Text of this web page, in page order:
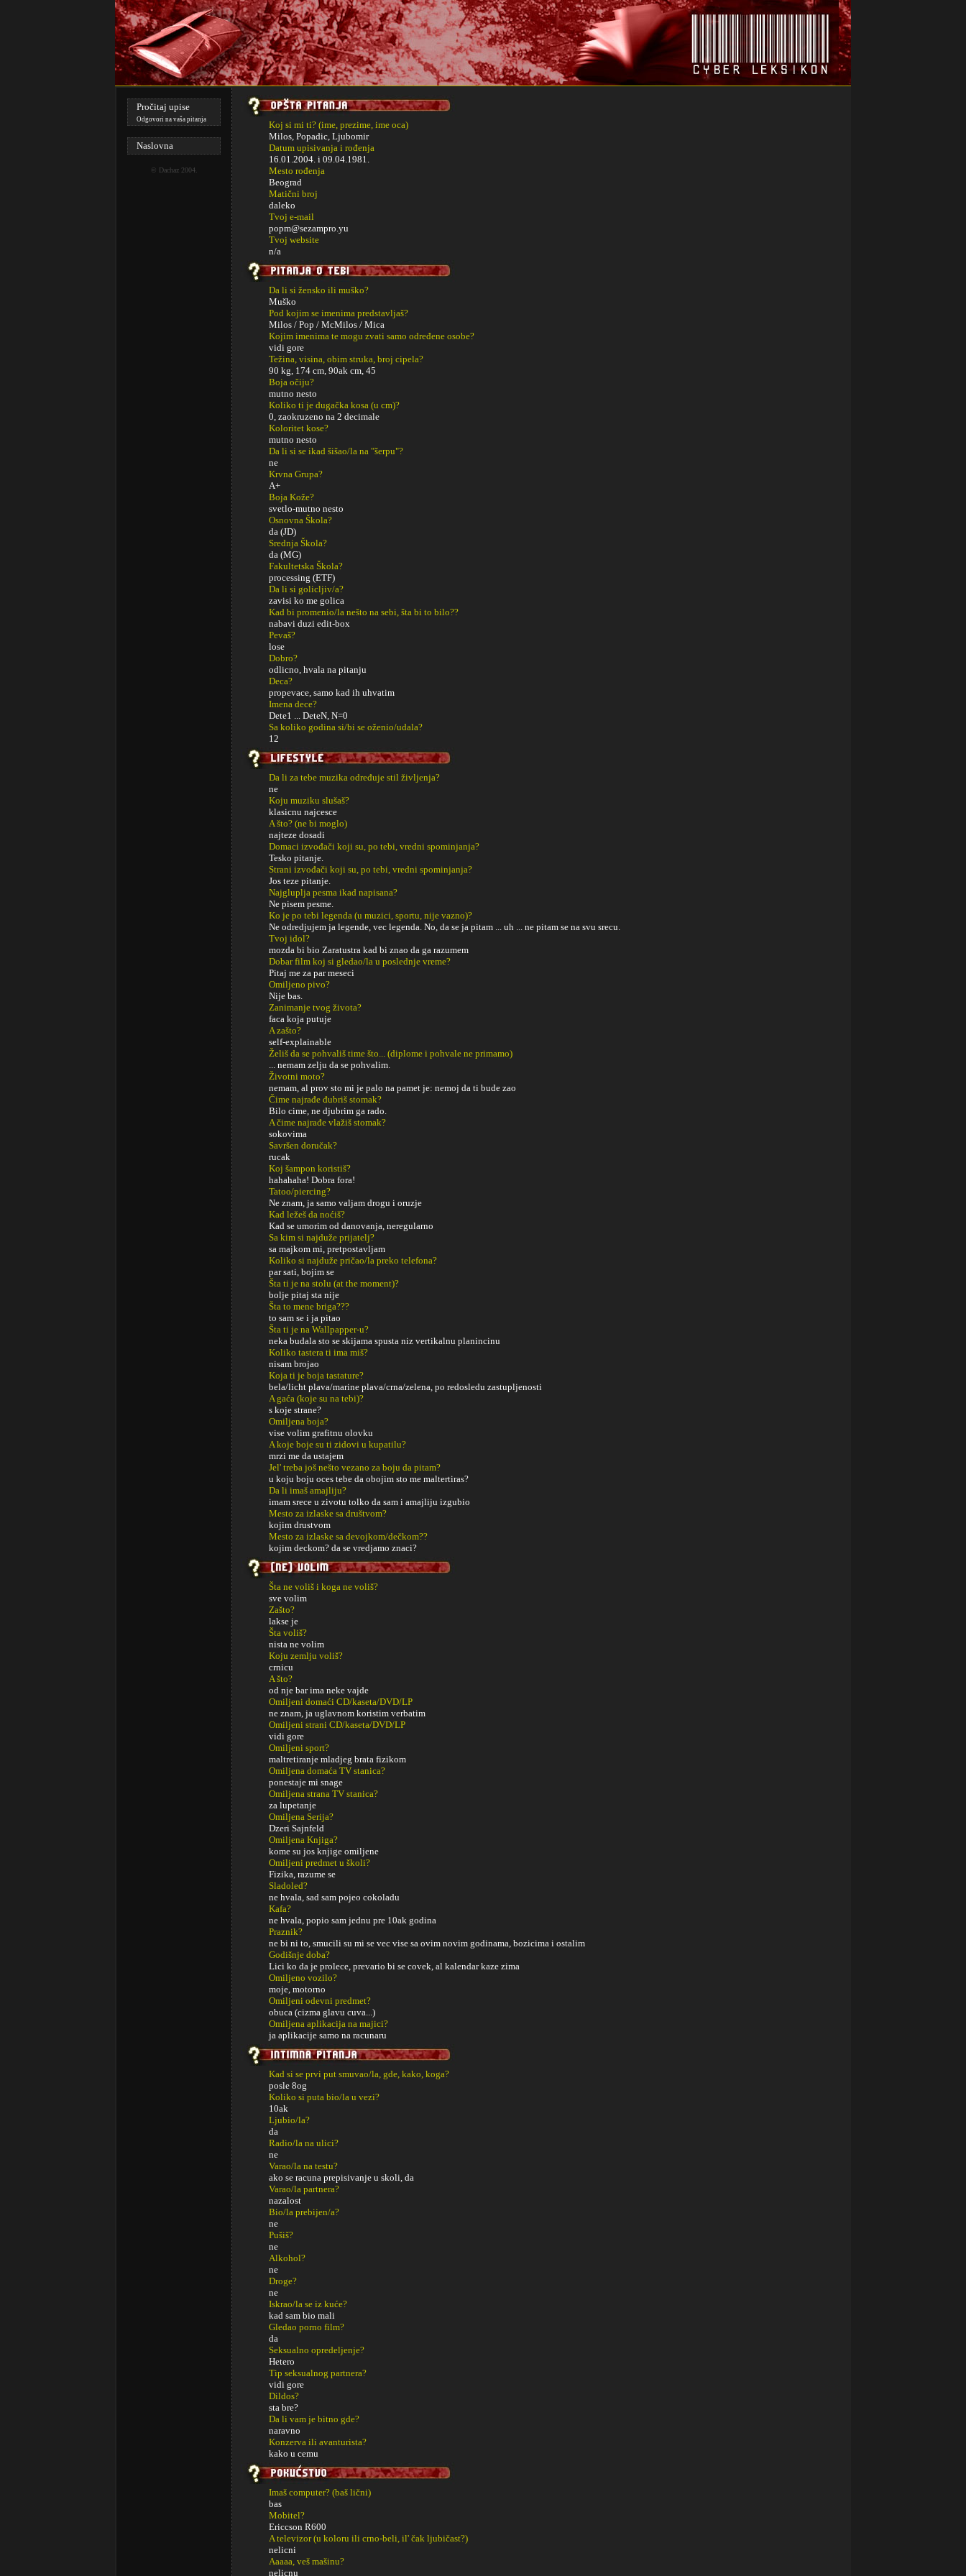
Pročitaj upise
Odgovori na vaša pitanja
Naslovna
© Dachaz2004.
Koj si mi ti? (ime, prezime, ime oca)
Milos, Popadic, Ljubomir
Datum upisivanja i rođenja
16.01.2004. i 09.04.1981.
Mesto rođenja
Beograd
Matični broj
daleko
Tvoj e-mail
popm@sezampro.yu
Tvoj website
n/a
Da li si žensko ili muško?
Muško
Pod kojim se imenima predstavljaš?
Milos / Pop / McMilos / Mica
Kojim imenima te mogu zvati samo određene osobe?
vidi gore
Težina, visina, obim struka, broj cipela?
90 kg, 174 cm, 90ak cm, 45
Boja očiju?
mutno nesto
Koliko ti je dugačka kosa (u cm)?
0, zaokruzeno na 2 decimale
Koloritet kose?
mutno nesto
Da li si se ikad šišao/la na "šerpu"?
ne
Krvna Grupa?
A+
Boja Kože?
svetlo-mutno nesto
Osnovna Škola?
da (JD)
Srednja Škola?
da (MG)
Fakultetska Škola?
processing (ETF)
Da li si golicljiv/a?
zavisi ko me golica
Kad bi promenio/la nešto na sebi, šta bi to bilo??
nabavi duzi edit-box
Pevaš?
lose
Dobro?
odlicno, hvala na pitanju
Deca?
propevace, samo kad ih uhvatim
Imena dece?
Dete1 ... DeteN, N=0
Sa koliko godina si/bi se oženio/udala?
12
Da li za tebe muzika određuje stil življenja?
ne
Koju muziku slušaš?
klasicnu najcesce
A što? (ne bi moglo)
najteze dosadi
Domaci izvođači koji su, po tebi, vredni spominjanja?
Tesko pitanje.
Strani izvođači koji su, po tebi, vredni spominjanja?
Jos teze pitanje.
Najgluplja pesma ikad napisana?
Ne pisem pesme.
Ko je po tebi legenda (u muzici, sportu, nije vazno)?
Ne odredjujem ja legende, vec legenda. No, da se ja pitam ... uh ... ne pitam se na svu srecu.
Tvoj idol?
mozda bi bio Zaratustra kad bi znao da ga razumem
Dobar film koj si gledao/la u poslednje vreme?
Pitaj me za par meseci
Omiljeno pivo?
Nije bas.
Zanimanje tvog života?
faca koja putuje
A zašto?
self-explainable
Želiš da se pohvališ time što... (diplome i pohvale ne primamo)
... nemam zelju da se pohvalim.
Životni moto?
nemam, al prov sto mi je palo na pamet je: nemoj da ti bude zao
Čime najrađe đubriš stomak?
Bilo cime, ne djubrim ga rado.
A čime najrađe vlažiš stomak?
sokovima
Savršen doručak?
rucak
Koj šampon koristiš?
hahahaha! Dobra fora!
Tatoo/piercing?
Ne znam, ja samo valjam drogu i oruzje
Kad ležeš da noćiš?
Kad se umorim od danovanja, neregularno
Sa kim si najduže prijatelj?
sa majkom mi, pretpostavljam
Koliko si najduže pričao/la preko telefona?
par sati, bojim se
Šta ti je na stolu (at the moment)?
bolje pitaj sta nije
Šta to mene briga???
to sam se i ja pitao
Šta ti je na Wallpapper-u?
neka budala sto se skijama spusta niz vertikalnu planincinu
Koliko tastera ti ima miš?
nisam brojao
Koja ti je boja tastature?
bela/licht plava/marine plava/crna/zelena, po redosledu zastupljenosti
A gaća (koje su na tebi)?
s koje strane?
Omiljena boja?
vise volim grafitnu olovku
A koje boje su ti zidovi u kupatilu?
mrzi me da ustajem
Jel' treba još nešto vezano za boju da pitam?
u koju boju oces tebe da obojim sto me maltertiras?
Da li imaš amajliju?
imam srece u zivotu tolko da sam i amajliju izgubio
Mesto za izlaske sa društvom?
kojim drustvom
Mesto za izlaske sa devojkom/dečkom??
kojim deckom? da se vredjamo znaci?
Šta ne voliš i koga ne voliš?
sve volim
Zašto?
lakse je
Šta voliš?
nista ne volim
Koju zemlju voliš?
crnicu
A što?
od nje bar ima neke vajde
Omiljeni domaći CD/kaseta/DVD/LP
ne znam, ja uglavnom koristim verbatim
Omiljeni strani CD/kaseta/DVD/LP
vidi gore
Omiljeni sport?
maltretiranje mladjeg brata fizikom
Omiljena domaća TV stanica?
ponestaje mi snage
Omiljena strana TV stanica?
za lupetanje
Omiljena Serija?
Dzeri Sajnfeld
Omiljena Knjiga?
kome su jos knjige omiljene
Omiljeni predmet u školi?
Fizika, razume se
Sladoled?
ne hvala, sad sam pojeo cokoladu
Kafa?
ne hvala, popio sam jednu pre 10ak godina
Praznik?
ne bi ni to, smucili su mi se vec vise sa ovim novim godinama, bozicima i ostalim
Godišnje doba?
Lici ko da je prolece, prevario bi se covek, al kalendar kaze zima
Omiljeno vozilo?
moje, motorno
Omiljeni odevni predmet?
obuca (cizma glavu cuva...)
Omiljena aplikacija na majici?
ja aplikacije samo na racunaru
Kad si se prvi put smuvao/la, gde, kako, koga?
posle 8og
Koliko si puta bio/la u vezi?
10ak
Ljubio/la?
da
Radio/la na ulici?
ne
Varao/la na testu?
ako se racuna prepisivanje u skoli, da
Varao/la partnera?
nazalost
Bio/la prebijen/a?
ne
Pušiš?
ne
Alkohol?
ne
Droge?
ne
Iskrao/la se iz kuće?
kad sam bio mali
Gledao porno film?
da
Seksualno opredeljenje?
Hetero
Tip seksualnog partnera?
vidi gore
Dildos?
sta bre?
Da li vam je bitno gde?
naravno
Konzerva ili avanturista?
kako u cemu
Imaš computer? (baš lični)
bas
Mobitel?
Ericcson R600
A televizor (u koloru ili crno-beli, il' čak ljubičast?)
nelicni
Aaaaa, veš mašinu?
nelicnu